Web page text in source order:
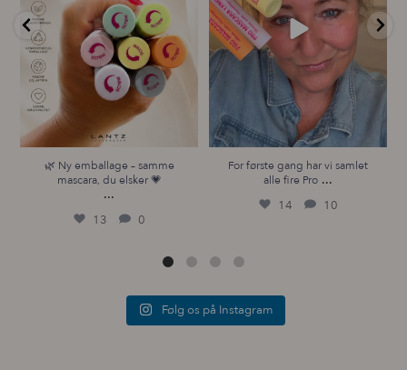
🌿 Ny emballage – samme
mascara, du elsker 💗
...
13 0
For første gang har vi samlet
alle fire Pro ...
14 10
Følg os på Instagram